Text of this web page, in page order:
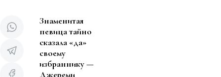
Знаменитая
певица тайно
сказала «да»
своему
избраннику —
Джереми